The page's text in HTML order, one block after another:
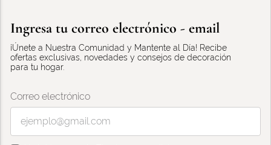
Ingresa tu correo electrónico - email
¡Únete a Nuestra Comunidad y Mantente al Día! Recibe
ofertas exclusivas, novedades y consejos de decoración
para tu hogar.
Correo electrónico